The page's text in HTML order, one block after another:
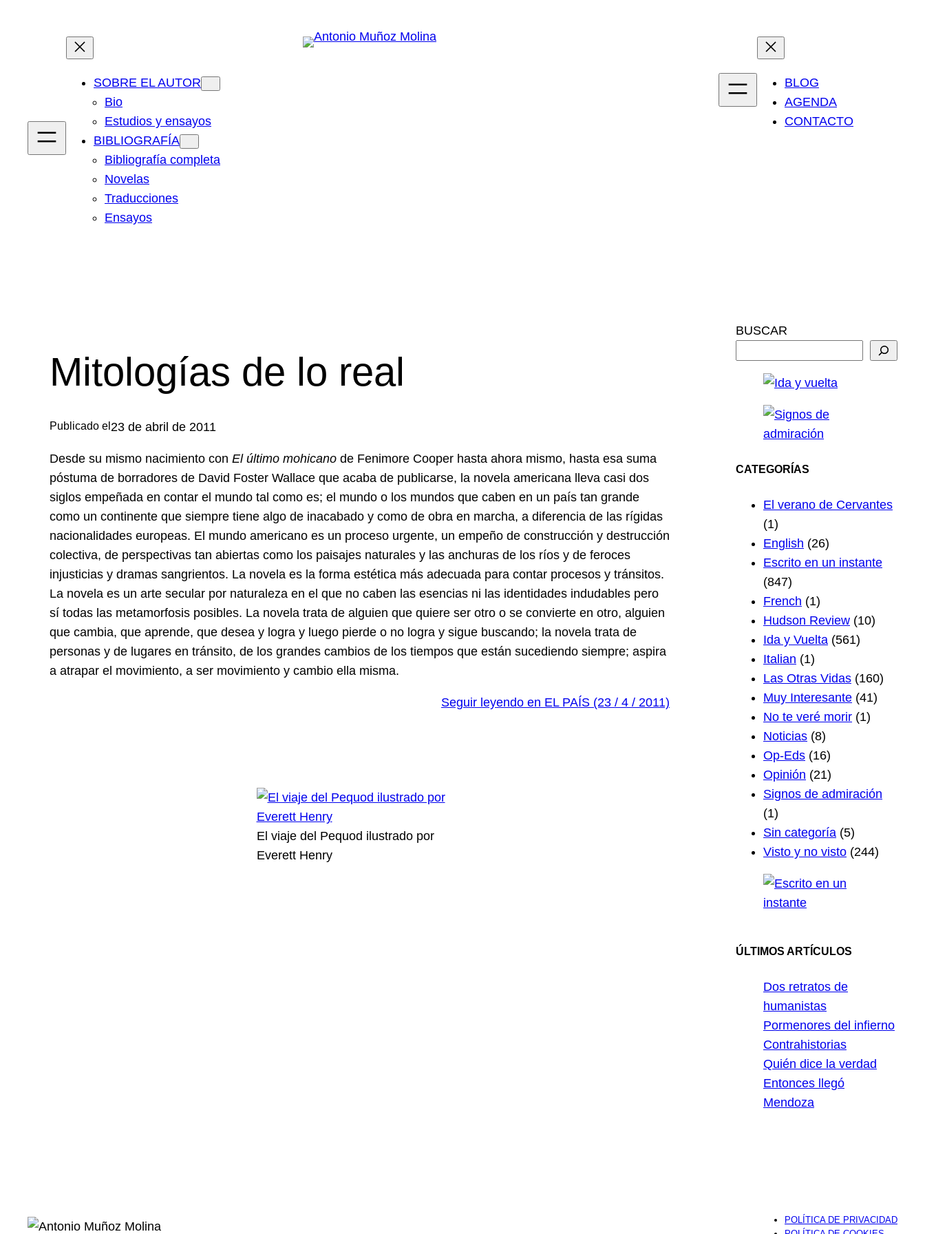
SOBRE EL AUTOR
Bio
Estudios y ensayos
BIBLIOGRAFÍA
Bibliografía completa
Novelas
Traducciones
Ensayos
BLOG
AGENDA
CONTACTO
Mitologías de lo real
Publicado el 23 de abril de 2011
Desde su mismo nacimiento con El último mohicano de Fenimore Cooper hasta ahora mismo, hasta esa suma
póstuma de borradores de David Foster Wallace que acaba de publicarse, la novela americana lleva casi dos
siglos empeñada en contar el mundo tal como es; el mundo o los mundos que caben en un país tan grande
como un continente que siempre tiene algo de inacabado y como de obra en marcha, a diferencia de las rígidas
nacionalidades europeas. El mundo americano es un proceso urgente, un empeño de construcción y destrucción
colectiva, de perspectivas tan abiertas como los paisajes naturales y las anchuras de los ríos y de feroces
injusticias y dramas sangrientos. La novela es la forma estética más adecuada para contar procesos y tránsitos.
La novela es un arte secular por naturaleza en el que no caben las esencias ni las identidades indudables pero
sí todas las metamorfosis posibles. La novela trata de alguien que quiere ser otro o se convierte en otro, alguien
que cambia, que aprende, que desea y logra y luego pierde o no logra y sigue buscando; la novela trata de
personas y de lugares en tránsito, de los grandes cambios de los tiempos que están sucediendo siempre; aspira
a atrapar el movimiento, a ser movimiento y cambio ella misma.
Seguir leyendo en EL PAÍS (23 / 4 / 2011)
El viaje del Pequod ilustrado por
Everett Henry
BUSCAR
CATEGORÍAS
El verano de Cervantes
(1)
English (26)
Escrito en un instante
(847)
French (1)
Hudson Review (10)
Ida y Vuelta (561)
Italian (1)
Las Otras Vidas (160)
Muy Interesante (41)
No te veré morir (1)
Noticias (8)
Op-Eds (16)
Opinión (21)
Signos de admiración
(1)
Sin categoría (5)
Visto y no visto (244)
ÚLTIMOS ARTÍCULOS
Dos retratos de
humanistas
Pormenores del infierno
Contrahistorias
Quién dice la verdad
Entonces llegó
Mendoza
POLÍTICA DE PRIVACIDAD